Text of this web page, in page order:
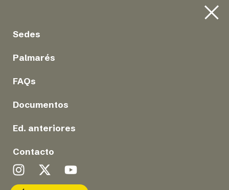
Sedes
Palmarés
FAQs
Documentos
Ed. anteriores
Contacto